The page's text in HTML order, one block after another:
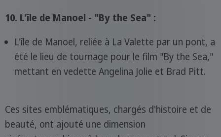
10. L'île de Manoel - "By the Sea" :
L'île de Manoel, reliée à La Valette par un pont, a
été le lieu de tournage pour le film "By the Sea,"
mettant en vedette Angelina Jolie et Brad Pitt.
Ces sites emblématiques, chargés d'histoire et de
beauté, ont ajouté une dimension